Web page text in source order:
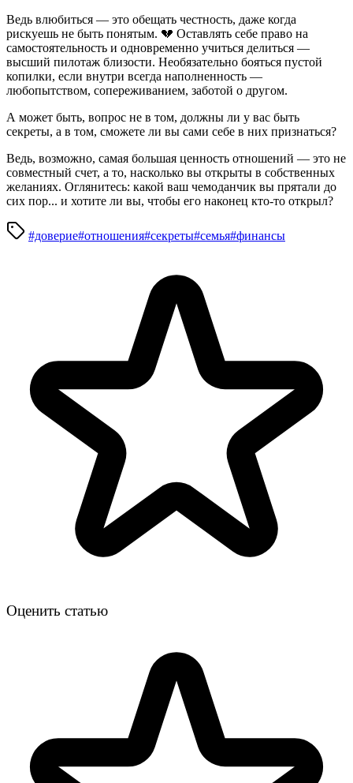
Ведь влюбиться — это обещать честность, даже когда
рискуешь не быть понятым. 💔 Оставлять себе право на
самостоятельность и одновременно учиться делиться —
высший пилотаж близости. Необязательно бояться пустой
копилки, если внутри всегда наполненность —
любопытством, сопереживанием, заботой о другом.
А может быть, вопрос не в том, должны ли у вас быть
секреты, а в том, сможете ли вы сами себе в них признаться?
Ведь, возможно, самая большая ценность отношений — это не
совместный счет, а то, насколько вы открыты в собственных
желаниях. Оглянитесь: какой ваш чемоданчик вы прятали до
сих пор... и хотите ли вы, чтобы его наконец кто-то открыл?
#доверие#отношения#секреты#семья#финансы
Оценить статью